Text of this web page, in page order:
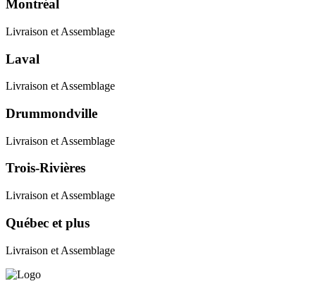
Montréal
Livraison et Assemblage
Laval
Livraison et Assemblage
Drummondville
Livraison et Assemblage
Trois-Rivières
Livraison et Assemblage
Québec et plus
Livraison et Assemblage